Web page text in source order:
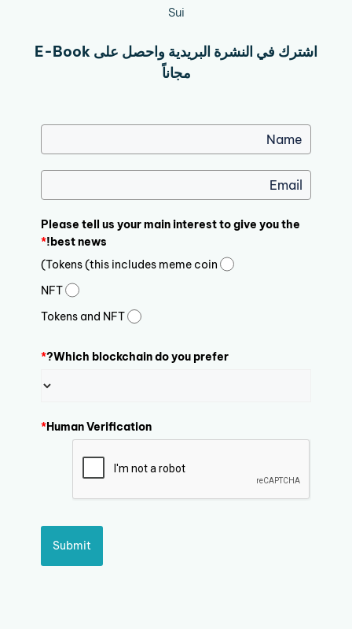
Sui
اشترك في النشرة البريدية واحصل على E-Book
مجاناً
Please tell us your main interest to give you the
best news!
*
Tokens (this includes meme coin)
NFT
Tokens and NFT
Which blockchain do you prefer?
*
Human Verification
*
Submit